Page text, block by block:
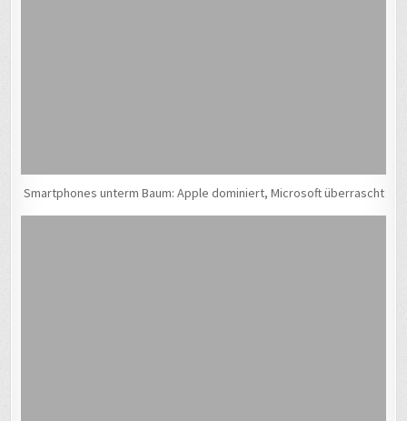
Smartphones unterm Baum: Apple dominiert, Microsoft überrascht